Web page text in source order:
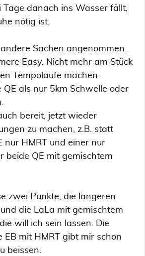
Tage danach ins Wasser fällt,
nötig ist.
Sachen angenommen.
Easy. Nicht mehr am Stück
Tempoläufe machen.
QE als nur 5km Schwelle oder
bereit, jetzt wieder
zu machen, z.B. statt
nur HMRT und einer nur
beide QE mit gemischtem
zwei Punkte, die längeren
die LaLa mit gemischtem
die will ich sein lassen. Die
EB mit HMRT gibt mir schon
beissen.